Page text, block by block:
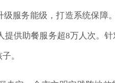
服务能级，打造系统保障
供助餐服务超8万人次。
。